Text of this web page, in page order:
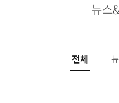
뉴스
전체